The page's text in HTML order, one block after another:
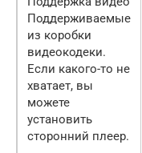
Поддерживаемые
из коробки
видеокодеки.
Если какого-то не
хватает, вы
можете
установить
сторонний плеер.